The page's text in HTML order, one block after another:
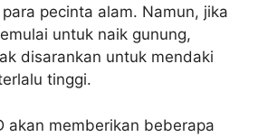
pecinta alam. Namun, jika
untuk naik gunung,
disarankan untuk mendaki
tinggi.
akan memberikan beberapa